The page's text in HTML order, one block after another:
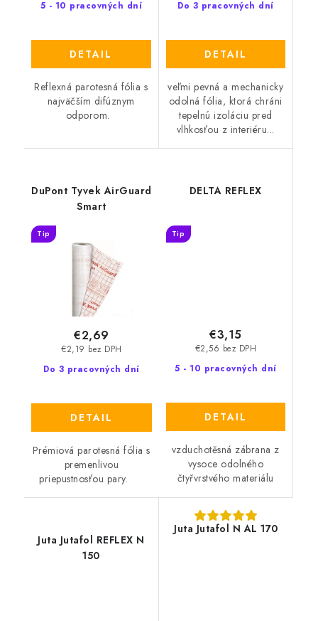
5 - 10 pracovných dní
DETAIL
Reflexná parotesná fólia s
najväčším difúznym
odporom.
Do 3 pracovných dní
DETAIL
veľmi pevná a mechanicky
odolná fólia, ktorá chráni
tepelnú izoláciu pred
vlhkosťou z interiéru...
DuPont Tyvek AirGuard
Smart
Tip
Do 3 pracovných dní
€2,19 bez DPH
€2,69
DETAIL
Prémiová parotesná fólia s
premenlivou
priepustnosťou pary.
DELTA REFLEX
Tip
5 - 10 pracovných dní
€2,56 bez DPH
€3,15
DETAIL
vzduchotěsná zábrana z
vysoce odolného
čtyřvrstvého materiálu
Juta Jutafol REFLEX N
150
Juta Jutafol N AL 170